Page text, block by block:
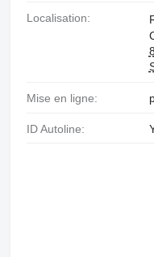
Localisation:
Mise en ligne:
ID Autoline: